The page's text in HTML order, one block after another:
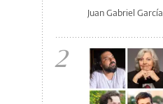
Juan Gabriel García
2